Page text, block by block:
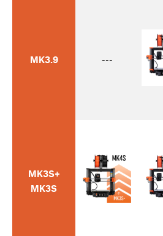
MK3.9 ---
MK3S+
MK3S